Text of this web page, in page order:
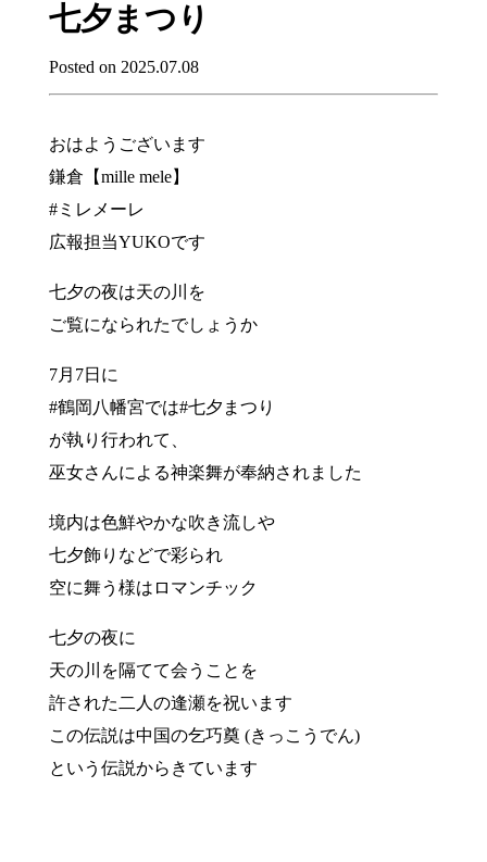
七夕まつり
Posted on 2025.07.08
おはようございます
鎌倉【mille mele】
#ミレメーレ
広報担当YUKOです
七夕の夜は天の川を
ご覧になられたでしょうか
7月7日に
#鶴岡八幡宮では#七夕まつり
が執り行われて、
巫女さんによる神楽舞が奉納されました
境内は色鮮やかな吹き流しや
七夕飾りなどで彩られ
空に舞う様はロマンチック
七夕の夜に
天の川を隔てて会うことを
許された二人の逢瀬を祝います
この伝説は中国の乞巧奠 (きっこうでん)
という伝説からきています